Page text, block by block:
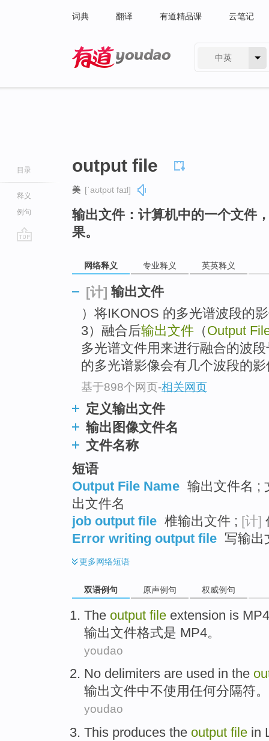
词典 翻译 有道精品课 云笔记
中英
目录
释义
例句
output file
美 [ˈaʊtpʊt faɪl]
输出文件：计算机中的一个文件
果。
网络释义 专业释义 英英释义
[计] 输出文件
）将IKONOS 的多光谱波段的
3）融合后输出文件 （Output
多光谱文件用来进行融合的波
的多光谱影像会有几个波段的
基于898个网页-相关网页
定义输出文件
输出图像文件名
文件名称
短语
Output File Name 输出文件名 ;
出文件名
job output file 椎输出文件 ; [计]
Error writing output file 写输出
更多网络短语
双语例句 原声例句 权威例句
The output file extension is MP4
输出文件格式是 MP4。
youdao
No delimiters are used in the
输出文件中不使用任何分隔符。
youdao
This produces the output file in